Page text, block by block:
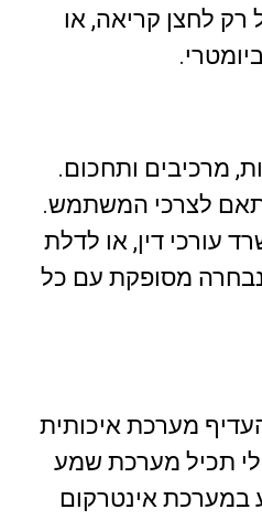
רק לחצן קריאה, או
מרכיבים ותחכום.
לצרכי המשתמש.
עורכי דין, או לדלת
מסופקת עם כל
מערכת איכותית
תכיל מערכת שמע
במערכת אינטרקום